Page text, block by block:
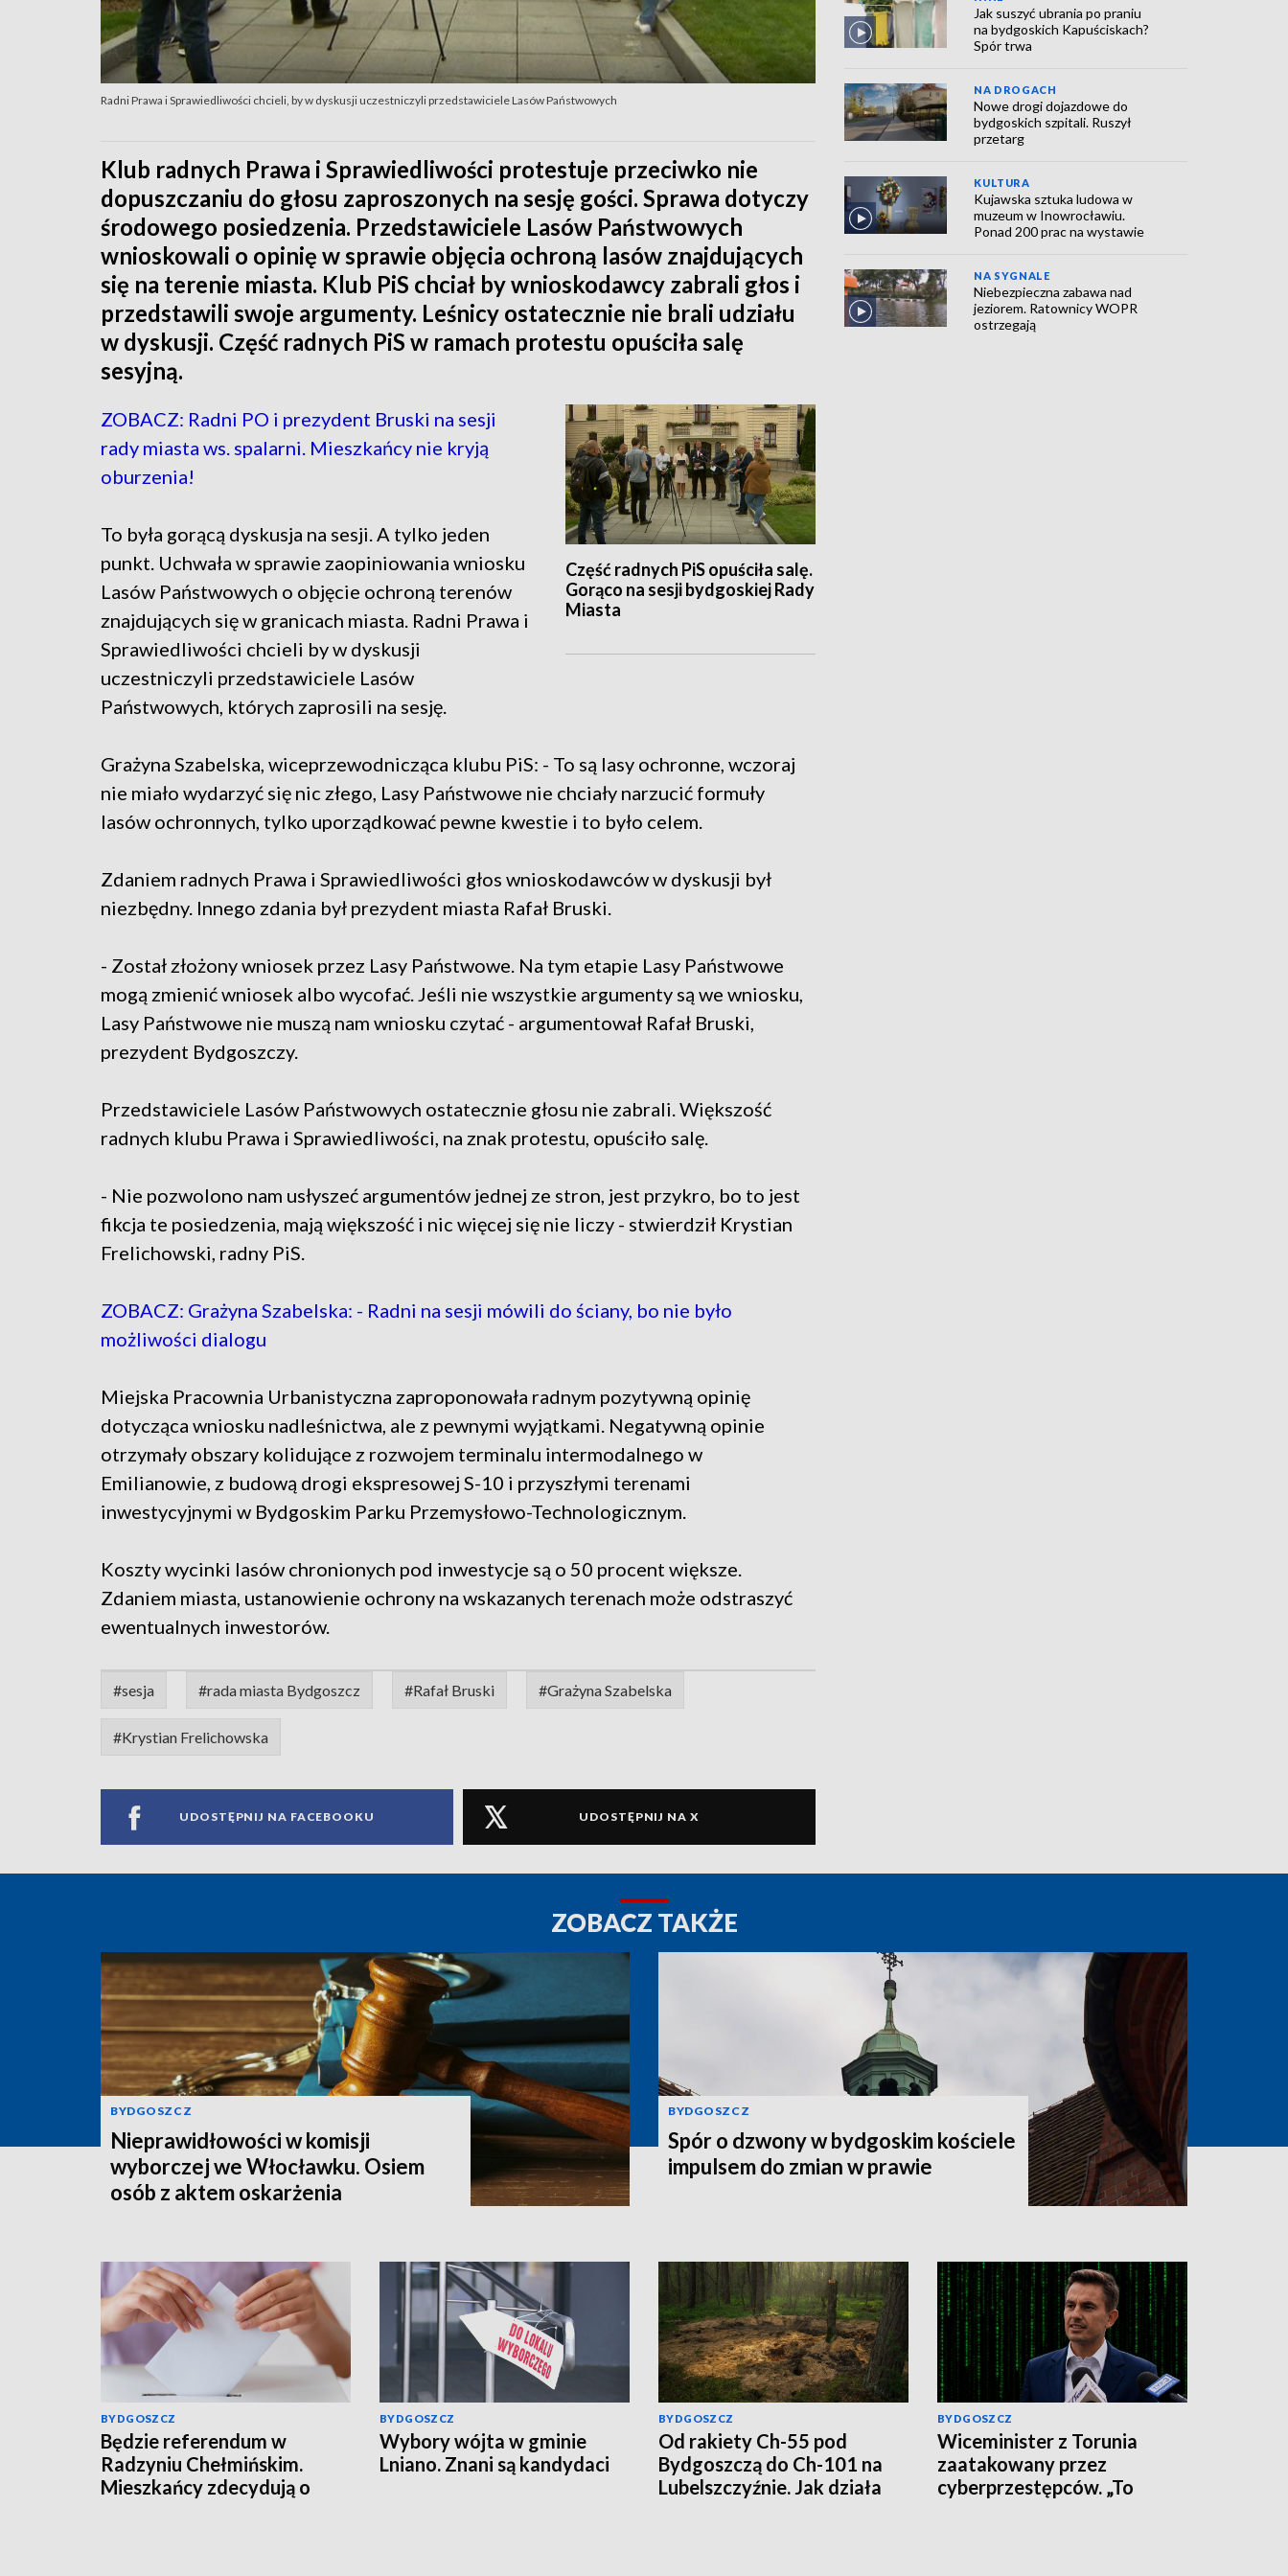
Radni Prawa i Sprawiedliwości chcieli, by w dyskusji uczestniczyli przedstawiciele Lasów Państwowych
Klub radnych Prawa i Sprawiedliwości protestuje przeciwko nie
dopuszczaniu do głosu zaproszonych na sesję gości. Sprawa dotyczy
środowego posiedzenia. Przedstawiciele Lasów Państwowych
wnioskowali o opinię w sprawie objęcia ochroną lasów znajdujących
się na terenie miasta. Klub PiS chciał by wnioskodawcy zabrali głos i
przedstawili swoje argumenty. Leśnicy ostatecznie nie brali udziału
w dyskusji. Część radnych PiS w ramach protestu opuściła salę
sesyjną.
Część radnych PiS opuściła salę.
Gorąco na sesji bydgoskiej Rady
Miasta
ZOBACZ: Radni PO i prezydent Bruski na sesji
rady miasta ws. spalarni. Mieszkańcy nie kryją
oburzenia!
To była gorącą dyskusja na sesji. A tylko jeden
punkt. Uchwała w sprawie zaopiniowania wniosku
Lasów Państwowych o objęcie ochroną terenów
znajdujących się w granicach miasta. Radni Prawa i
Sprawiedliwości chcieli by w dyskusji
uczestniczyli przedstawiciele Lasów
Państwowych, których zaprosili na sesję.
Grażyna Szabelska, wiceprzewodnicząca klubu PiS: - To są lasy ochronne, wczoraj
nie miało wydarzyć się nic złego, Lasy Państwowe nie chciały narzucić formuły
lasów ochronnych, tylko uporządkować pewne kwestie i to było celem.
Zdaniem radnych Prawa i Sprawiedliwości głos wnioskodawców w dyskusji był
niezbędny. Innego zdania był prezydent miasta Rafał Bruski.
- Został złożony wniosek przez Lasy Państwowe. Na tym etapie Lasy Państwowe
mogą zmienić wniosek albo wycofać. Jeśli nie wszystkie argumenty są we wniosku,
Lasy Państwowe nie muszą nam wniosku czytać - argumentował Rafał Bruski,
prezydent Bydgoszczy.
Przedstawiciele Lasów Państwowych ostatecznie głosu nie zabrali. Większość
radnych klubu Prawa i Sprawiedliwości, na znak protestu, opuściło salę.
- Nie pozwolono nam usłyszeć argumentów jednej ze stron, jest przykro, bo to jest
fikcja te posiedzenia, mają większość i nic więcej się nie liczy - stwierdził Krystian
Frelichowski, radny PiS.
ZOBACZ: Grażyna Szabelska: - Radni na sesji mówili do ściany, bo nie było
możliwości dialogu
Miejska Pracownia Urbanistyczna zaproponowała radnym pozytywną opinię
dotycząca wniosku nadleśnictwa, ale z pewnymi wyjątkami. Negatywną opinie
otrzymały obszary kolidujące z rozwojem terminalu intermodalnego w
Emilianowie, z budową drogi ekspresowej S-10 i przyszłymi terenami
inwestycyjnymi w Bydgoskim Parku Przemysłowo-Technologicznym.
Koszty wycinki lasów chronionych pod inwestycje są o 50 procent większe.
Zdaniem miasta, ustanowienie ochrony na wskazanych terenach może odstraszyć
ewentualnych inwestorów.
#sesja #rada miasta Bydgoszcz #Rafał Bruski #Grażyna Szabelska
#Krystian Frelichowska
UDOSTĘPNIJ NA FACEBOOKU UDOSTĘPNIJ NA X
Jak suszyć ubrania po praniu
na bydgoskich Kapuściskach?
Spór trwa
NA DROGACH
Nowe drogi dojazdowe do
bydgoskich szpitali. Ruszył
przetarg
KULTURA
Kujawska sztuka ludowa w
muzeum w Inowrocławiu.
Ponad 200 prac na wystawie
NA SYGNALE
Niebezpieczna zabawa nad
jeziorem. Ratownicy WOPR
ostrzegają
ZOBACZ TAKŻE
BYDGOSZCZ
Nieprawidłowości w komisji
wyborczej we Włocławku. Osiem
osób z aktem oskarżenia
BYDGOSZCZ
Spór o dzwony w bydgoskim kościele
impulsem do zmian w prawie
BYDGOSZCZ
Będzie referendum w
Radzyniu Chełmińskim.
Mieszkańcy zdecydują o
BYDGOSZCZ
Wybory wójta w gminie
Lniano. Znani są kandydaci
BYDGOSZCZ
Od rakiety Ch-55 pod
Bydgoszczą do Ch-101 na
Lubelszczyźnie. Jak działa
BYDGOSZCZ
Wiceminister z Torunia
zaatakowany przez
cyberprzestępców. „To